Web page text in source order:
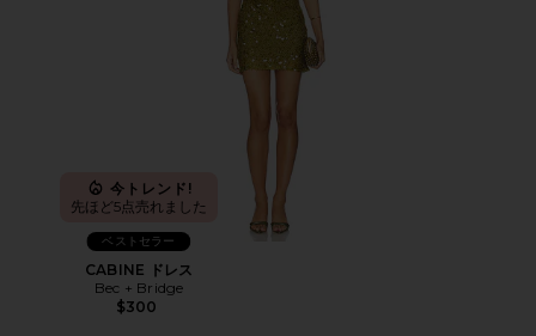
今トレンド!
先ほど5点売れました
ベストセラー
CABINE ドレス
Bec + Bridge
$300